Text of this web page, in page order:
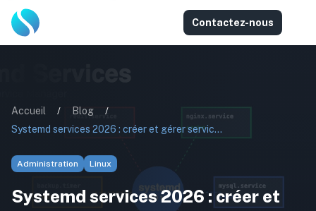
Contactez-nous
Accueil / Blog
/
Systemd services 2026 : créer et gérer services Linux personnalisés
Administration Linux
Systemd services 2026 : créer et